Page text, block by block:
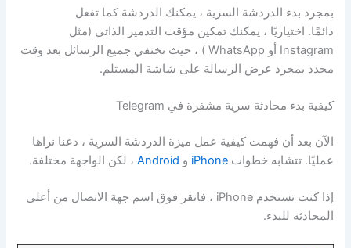
بمجرد بدء الدردشة السرية ، يمكنك الدردشة كما تفعل
دائمًا. اختياريًا ، يمكنك تمكين مؤقت التدمير الذاتي (مثل
Instagram أو WhatsApp ) ، حيث تختفي جميع الرسائل بعد وقت
محدد بمجرد عرض الرسالة على شاشة المستلم.
كيفية بدء محادثة سرية مشفرة في Telegram
الآن بعد أن فهمت كيفية عمل ميزة الدردشة السرية ، دعنا نراها
عمليًا. تتشابه خطواتiPhone و Android ، لكن الواجهة مختلفة.
إذا كنت تستخدم iPhone ، فانقر فوق اسم جهة الاتصال من أعلى
المحادثة للبدء.